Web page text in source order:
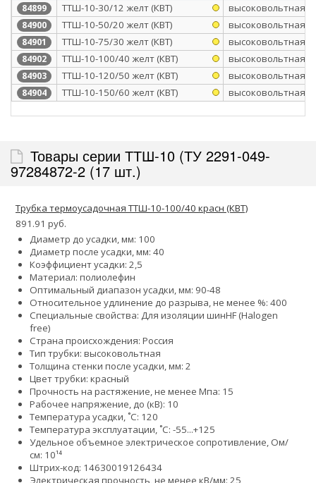
84899 ТТШ-10-30/12 желт (КВТ) высоковольтная
84900 ТТШ-10-50/20 желт (КВТ) высоковольтная
84901 ТТШ-10-75/30 желт (КВТ) высоковольтная
84902 ТТШ-10-100/40 желт (КВТ) высоковольтная
84903 ТТШ-10-120/50 желт (КВТ) высоковольтная
84904 ТТШ-10-150/60 желт (КВТ) высоковольтная
Товары серии ТТШ-10 (ТУ 2291-049-
97284872-2 (17 шт.)
Трубка термоусадочная ТТШ-10-100/40 красн (КВТ)
891.91 руб.
Диаметр до усадки, мм: 100
Диаметр после усадки, мм: 40
Коэффициент усадки: 2,5
Материал: полиолефин
Оптимальный диапазон усадки, мм: 90-48
Относительное удлинение до разрыва, не менее %: 400
Специальные свойства: Для изоляции шинHF (Halogen
free)
Страна происхождения: Россия
Тип трубки: высоковольтная
Толщина стенки после усадки, мм: 2
Цвет трубки: красный
Прочность на растяжение, не менее Мпа: 15
Рабочее напряжение, до (кВ): 10
Температура усадки, ˚С: 120
Температура эксплуатации, ˚С: -55...+125
Удельное объемное электрическое сопротивление, Ом/
см: 10¹⁴
Штрих-код: 14630019126434
Электрическая прочность, не менее кВ/мм: 25